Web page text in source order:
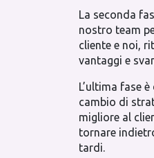
La seconda
nostro team
cliente e noi,
vantaggi e
L’ultima fase
cambio di
migliore al
tornare
tardi.